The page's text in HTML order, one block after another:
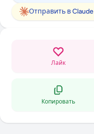
Отправить в Claude
Лайк
Копировать